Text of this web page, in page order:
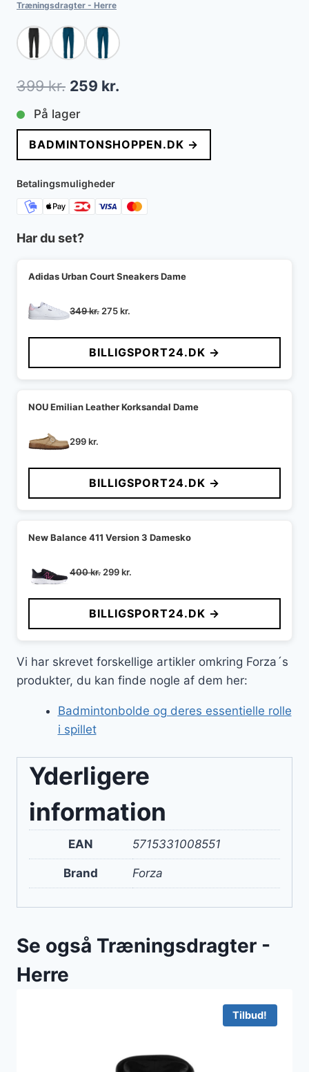
Træningsdragter - Herre
399kr. Den
oprindelige
pris
var:
399 kr..
259 kr.
pris
er:
På lager
BADMINTONSHOPPEN.DK →
Betalingsmuligheder
Har du set?
Adidas Urban Court Sneakers Dame
349kr. Den
pris
var:
349 kr..
275kr.
pris
er:
275 kr..
BILLIGSPORT24.DK →
NOU Emilian Leather Korksandal Dame
299kr.
BILLIGSPORT24.DK →
New Balance 411 Version 3 Damesko
400kr. Den
pris
var:
400 kr..
299kr.
pris
er:
299 kr..
BILLIGSPORT24.DK →
Vi har skrevet forskellige artikler omkring Forza´s
produkter, du kan finde nogle af dem her:
Badmintonbolde og deres essentielle rolle
i spillet
Yderligere
information
EAN 5715331008551
Brand Forza
Se også Træningsdragter -
Herre
Tilbud!